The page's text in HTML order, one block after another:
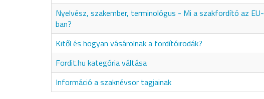
Nyelvész, szakember, terminológus - Mi a szakfordító az EU-
ban?
Kitől és hogyan vásárolnak a fordítóirodák?
Fordit.hu kategória váltása
Információ a szaknévsor tagjainak